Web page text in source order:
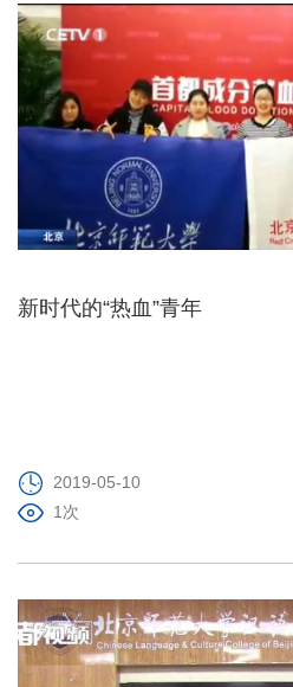
新时代的“热血”青年
2019-05-10
1次